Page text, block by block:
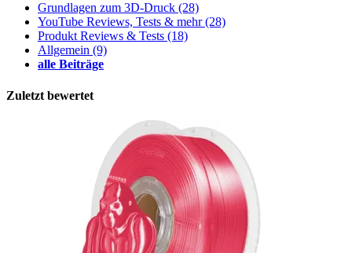
Grundlagen zum 3D-Druck (28)
YouTube Reviews, Tests & mehr(28)
Produkt Reviews & Tests (18)
Allgemein (9)
alle Beiträge
Zuletzt bewertet